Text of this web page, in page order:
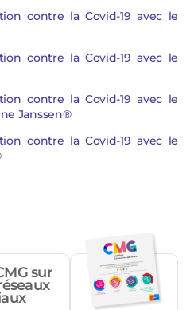
contre la Covid-19 avec le
contre la Covid-19 avec le
contre la Covid-19 avec le
Janssen®
contre la Covid-19 avec le
sur